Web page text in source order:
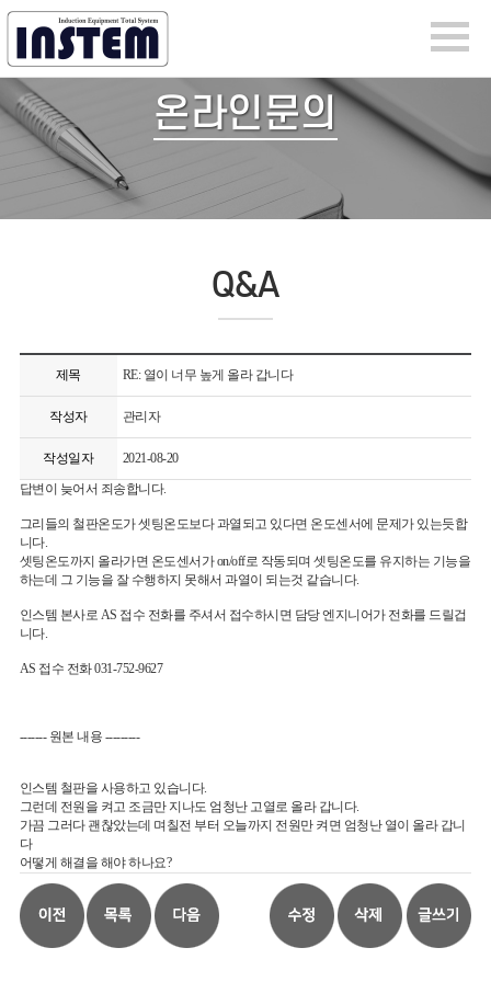
온라인문의
Q&A
제목 RE: 열이 너무 높게 올라 갑니다
작성자 관리자
작성일자
2021-08-20
답변이 늦어서 죄송합니다.
그리들의 철판온도가 셋팅온도보다 과열되고 있다면 온도센서에 문제가 있는듯합
니다.
셋팅온도까지 올라가면 온도센서가 on/off로 작동되며 셋팅온도를 유지하는 기능을
하는데 그 기능을 잘 수행하지 못해서 과열이 되는것 같습니다.
인스템 본사로 AS 접수 전화를 주셔서 접수하시면 담당 엔지니어가 전화를 드릴겁
니다.
AS 접수 전화 031-752-9627
------- 원본 내용 ---------
인스템 철판을 사용하고 있습니다.
그런데 전원을 켜고 조금만 지나도 엄청난 고열로 올라 갑니다.
가끔 그러다 괜찮았는데 며칠전 부터 오늘까지 전원만 켜면 엄청난 열이 올라 갑니
다
어떻게 해결을 해야 하나요?